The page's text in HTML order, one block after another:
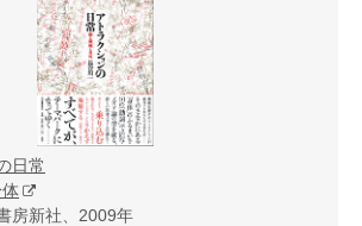
日常
房新社、2009年